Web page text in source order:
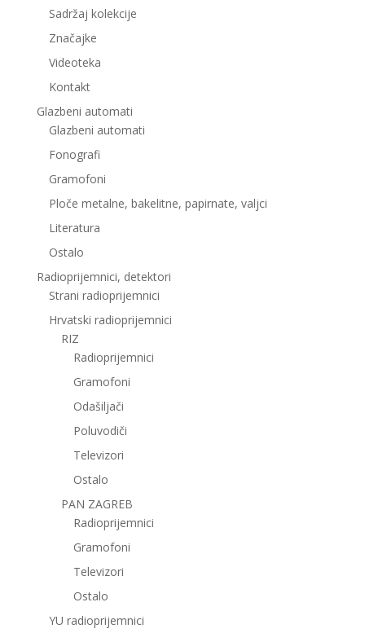
Sadržaj kolekcije
Značajke
Videoteka
Kontakt
Glazbeni automati
Glazbeni automati
Fonografi
Gramofoni
Ploče metalne, bakelitne, papirnate, valjci
Literatura
Ostalo
Radioprijemnici, detektori
Strani radioprijemnici
Hrvatski radioprijemnici
RIZ
Radioprijemnici
Gramofoni
Odašiljači
Poluvodiči
Televizori
Ostalo
PAN ZAGREB
Radioprijemnici
Gramofoni
Televizori
Ostalo
YU radioprijemnici